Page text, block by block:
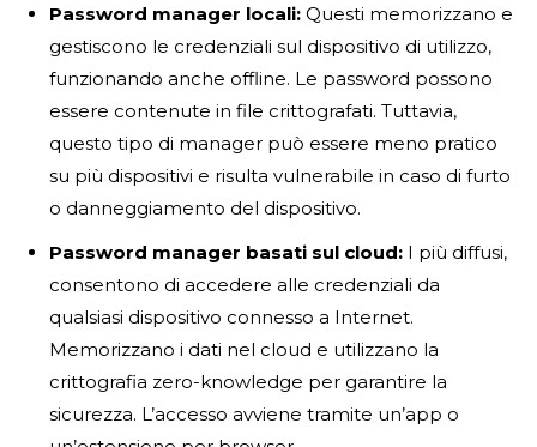
Password manager locali: Questi memorizzano e
gestiscono le credenziali sul dispositivo di utilizzo,
funzionando anche offline. Le password possono
essere contenute in file crittografati. Tuttavia,
questo tipo di manager può essere meno pratico
su più dispositivi e risulta vulnerabile in caso di furto
o danneggiamento del dispositivo.
Password manager basati sul cloud: I più diffusi,
consentono di accedere alle credenziali da
qualsiasi dispositivo connesso a Internet.
Memorizzano i dati nel cloud e utilizzano la
crittografia zero-knowledge per garantire la
sicurezza. L’accesso avviene tramite un’app o